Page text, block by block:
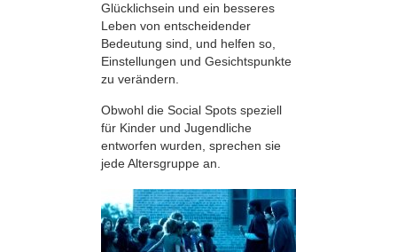
Glücklichsein und ein besseres
Leben von entscheidender
Bedeutung sind, und helfen so,
Einstellungen und Gesichtspunkte
zu verändern.
Obwohl die Social Spots speziell
für Kinder und Jugendliche
entworfen wurden, sprechen sie
jede Altersgruppe an.